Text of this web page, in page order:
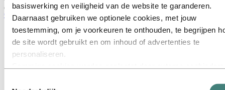
basiswerking en veiligheid van de website te garanderen.
Daarnaast gebruiken we optionele cookies, met jouw
toestemming, om je voorkeuren te onthouden, te begrijpen
de site wordt gebruikt en om inhoud of advertenties te
personaliseren.
Carrières
Vacatures
Studenten en afgestudeerden
Leven bij Hydro
Carrièregebieden
Communicatie